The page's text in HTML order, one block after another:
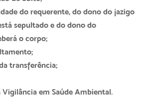
do requerente, do dono do jazigo
sepultado e do dono do
o corpo;
transferência;
em Saúde Ambiental.